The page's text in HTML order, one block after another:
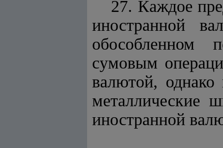
27. Каждое
иностранной
обособленном
сумовым
валютой,
металлические
иностранной